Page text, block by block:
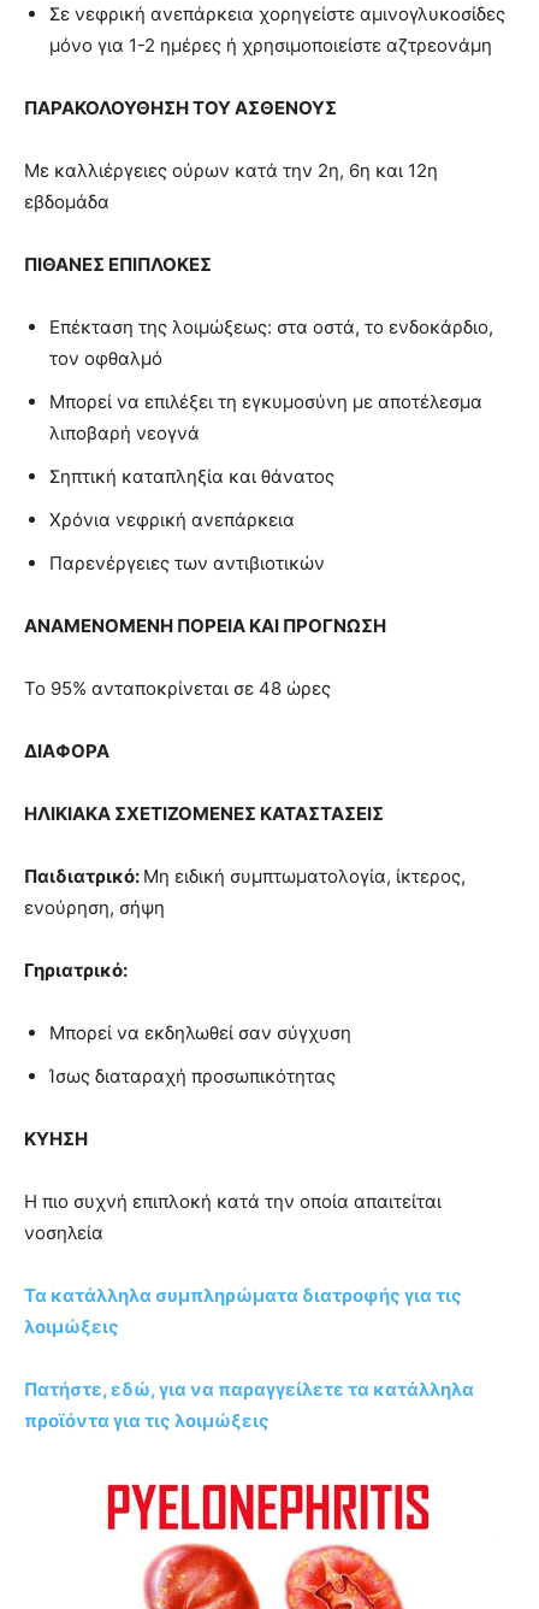
Σε νεφρική ανεπάρκεια χορηγείστε αμινογλυκοσίδες
μόνο για 1-2 ημέρες ή χρησιμοποιείστε αζτρεονάμη
ΠΑΡΑΚΟΛΟΥΘΗΣΗ ΤΟΥ ΑΣΘΕΝΟΥΣ
Με καλλιέργειες ούρων κατά την 2η, 6η και 12η
εβδομάδα
ΠΙΘΑΝΕΣ ΕΠΙΠΛΟΚΕΣ
Επέκταση της λοιμώξεως: στα οστά, το ενδοκάρδιο,
τον οφθαλμό
Μπορεί να επιλέξει τη εγκυμοσύνη με αποτέλεσμα
λιποβαρή νεογνά
Σηπτική καταπληξία και θάνατος
Χρόνια νεφρική ανεπάρκεια
Παρενέργειες των αντιβιοτικών
ΑΝΑΜΕΝΟΜΕΝΗ ΠΟΡΕΙΑ ΚΑΙ ΠΡΟΓΝΩΣΗ
Το 95% ανταποκρίνεται σε 48 ώρες
ΔΙΑΦΟΡΑ
ΗΛΙΚΙΑΚΑ ΣΧΕΤΙΖΟΜΕΝΕΣ ΚΑΤΑΣΤΑΣΕΙΣ
Παιδιατρικό: Μη ειδική συμπτωματολογία, ίκτερος,
ενούρηση, σήψη
Γηριατρικό:
Μπορεί να εκδηλωθεί σαν σύγχυση
Ίσως διαταραχή προσωπικότητας
ΚΥΗΣΗ
Η πιο συχνή επιπλοκή κατά την οποία απαιτείται
νοσηλεία
Τα κατάλληλα συμπληρώματα διατροφής για τις
λοιμώξεις
Πατήστε, εδώ, για να παραγγείλετε τα κατάλληλα
προϊόντα για τις λοιμώξεις